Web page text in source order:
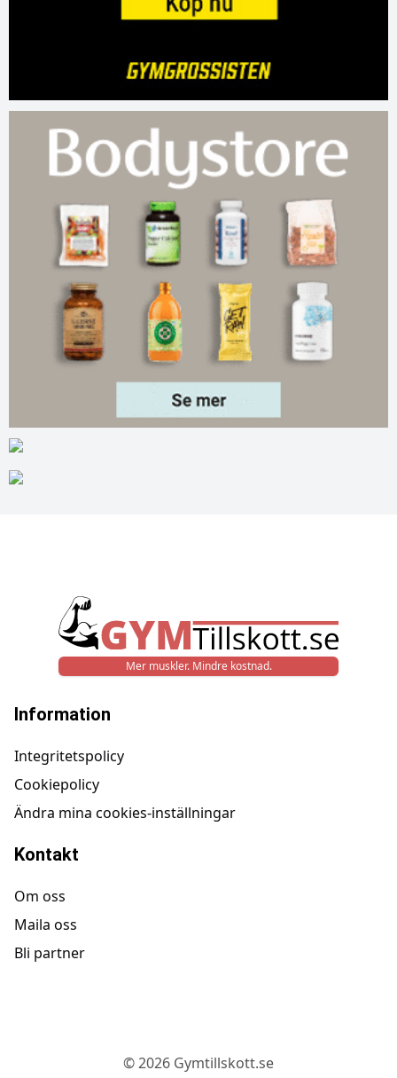
Mer muskler. Mindre kostnad.
Information
Integritetspolicy
Cookiepolicy
Ändra mina cookies-inställningar
Kontakt
Om oss
Maila oss
Bli partner
©2026 Gymtillskott.se